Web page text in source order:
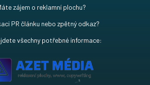
zájem o reklamní plochu?
PR článku nebo zpětný odkaz?
všechny potřebné informace: